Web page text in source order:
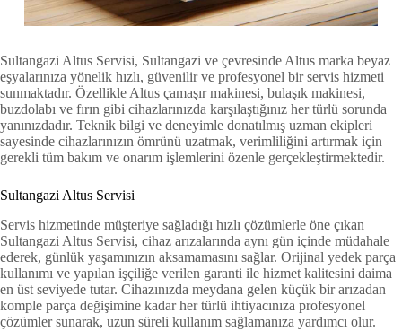
Sultangazi Altus Servisi, Sultangazi ve çevresinde Altus marka beyaz
eşyalarınıza yönelik hızlı, güvenilir ve profesyonel bir servis hizmeti
sunmaktadır. Özellikle Altus çamaşır makinesi, bulaşık makinesi,
buzdolabı ve fırın gibi cihazlarınızda karşılaştığınız her türlü sorunda
yanınızdadır. Teknik bilgi ve deneyimle donatılmış uzman ekipleri
sayesinde cihazlarınızın ömrünü uzatmak, verimliliğini artırmak için
gerekli tüm bakım ve onarım işlemlerini özenle gerçekleştirmektedir.
Sultangazi Altus Servisi
Servis hizmetinde müşteriye sağladığı hızlı çözümlerle öne çıkan
Sultangazi Altus Servisi, cihaz arızalarında aynı gün içinde müdahale
ederek, günlük yaşamınızın aksamamasını sağlar. Orijinal yedek parça
kullanımı ve yapılan işçiliğe verilen garanti ile hizmet kalitesini daima
en üst seviyede tutar. Cihazınızda meydana gelen küçük bir arızadan
komple parça değişimine kadar her türlü ihtiyacınıza profesyonel
çözümler sunarak, uzun süreli kullanım sağlamanıza yardımcı olur.